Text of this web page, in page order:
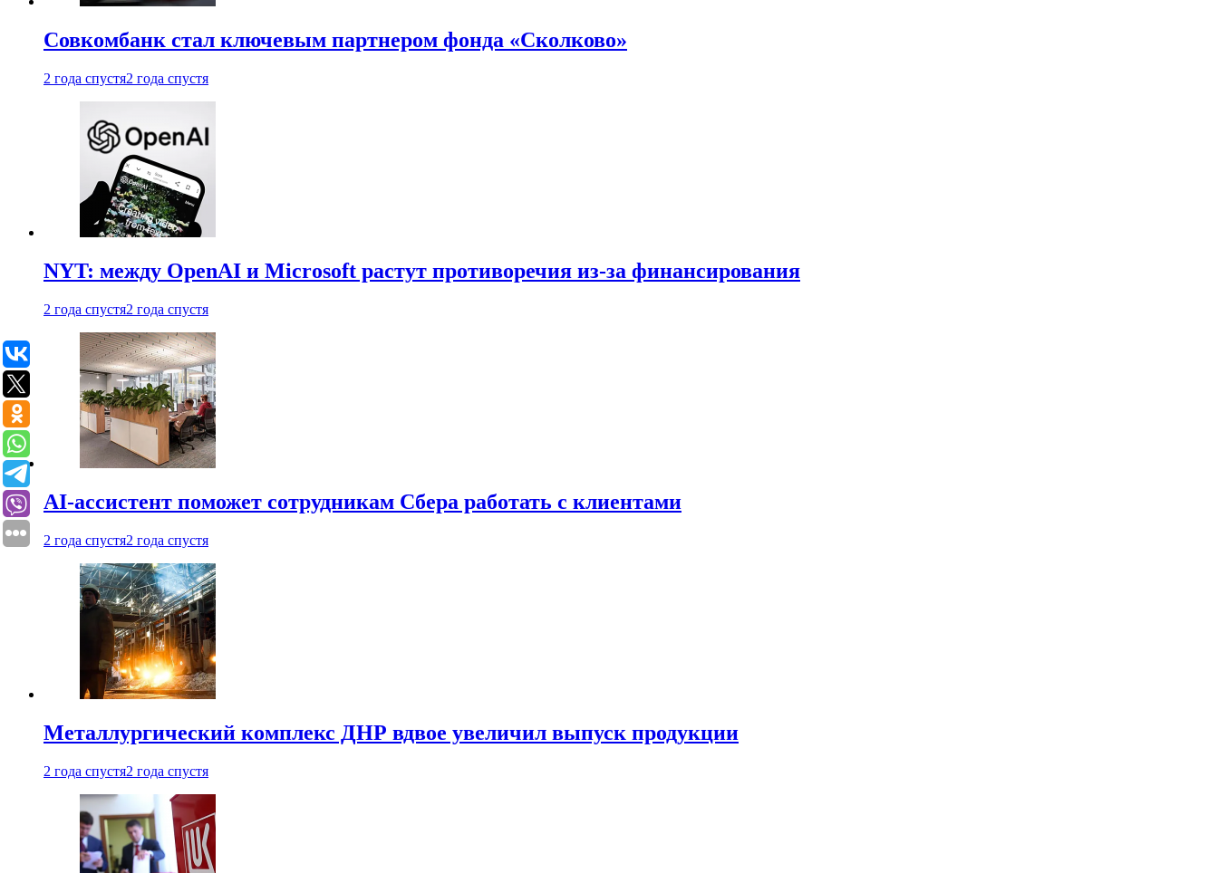
Совкомбанк стал ключевым партнером фонда «Сколково»
2 года спустя2 года спустя
NYT: между OpenAI и Microsoft растут противоречия из-за финансирования
2 года спустя2 года спустя
AI-ассистент поможет сотрудникам Сбера работать с клиентами
2 года спустя2 года спустя
Металлургический комплекс ДНР вдвое увеличил выпуск продукции
2 года спустя2 года спустя